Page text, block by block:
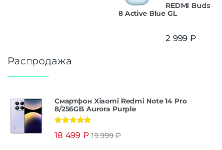
REDMI Buds
8 Active Blue GL
2 999 ₽
Распродажа
Смартфон Xiaomi Redmi Note 14 Pro
8/256GB Aurora Purple
из 5
18 499 ₽ 19 999₽